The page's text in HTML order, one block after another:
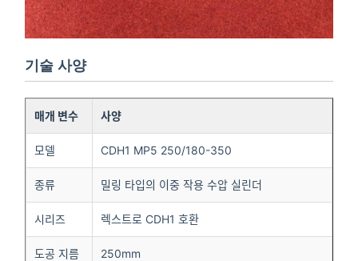
기술 사양
매개 변수 사양
모델 CDH1 MP5 250/180-350
종류 밀링 타입의 이중 작용 수압 실린더
시리즈 렉스트로 CDH1 호환
도공 지름 250mm